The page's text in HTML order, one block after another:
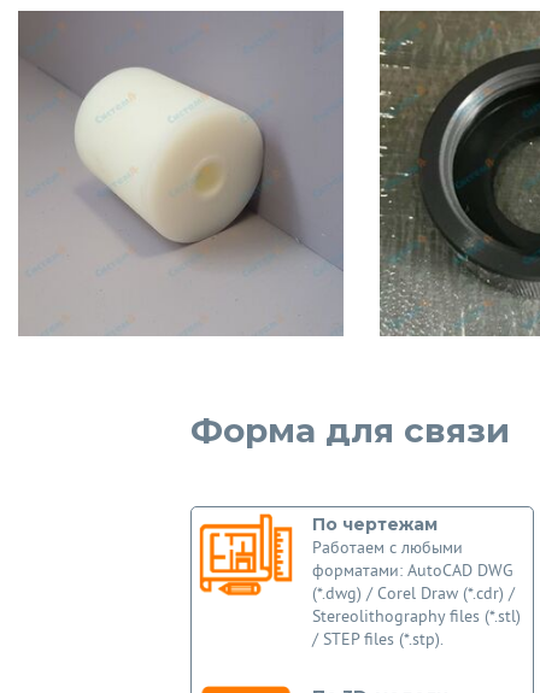
Форма для связи
По чертежам
Работаем с любыми
форматами: AutoCAD DWG
(*.dwg) / Corel Draw (*.cdr) /
Stereolithography files (*.stl)
/ STEP files (*.stp).